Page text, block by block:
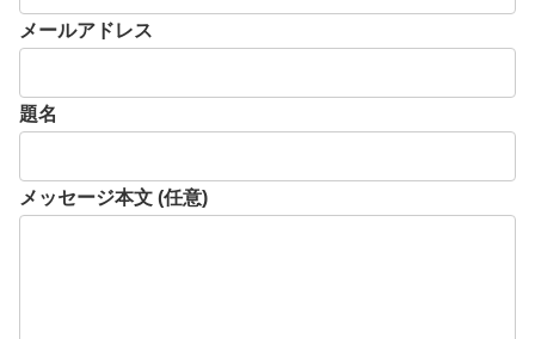
メールアドレス
題名
メッセージ本文 (任意)